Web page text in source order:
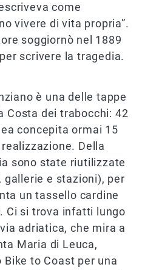
come
vivere di vita propria”.
soggiornò nel 1889
scrivere la tragedia.
è una delle tappe
Costa dei trabocchi: 42
concepita ormai 15
Della
sono state riutilizzate
e stazioni), per
un tassello cardine
Ci si trova infatti lungo
adriatica, che mira a
Maria di Leuca,
to Coast per una